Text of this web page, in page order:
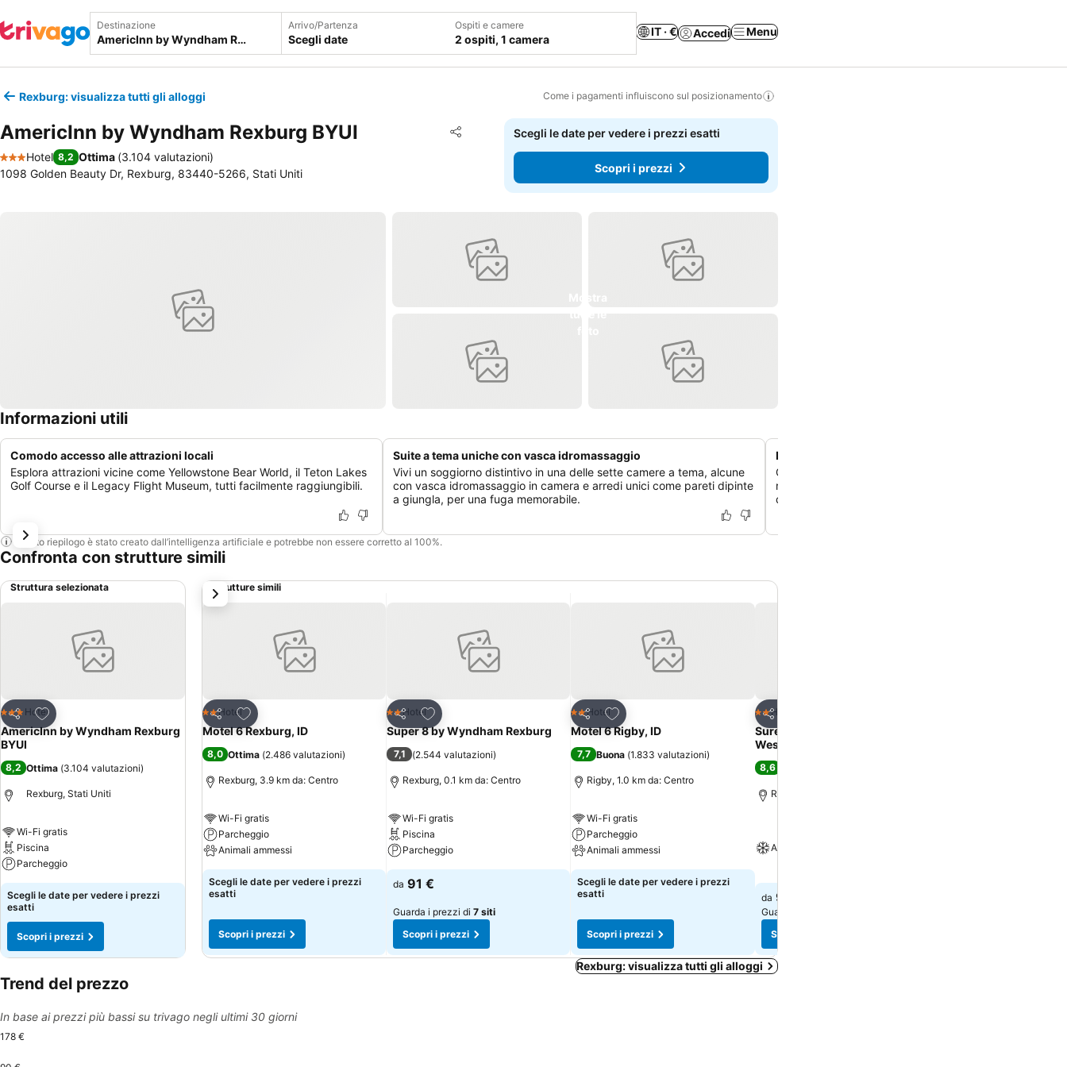
Destinazione Arrivo/Partenza
Scegli date
Ospiti e camere
2 ospiti, 1 camera
IT · € Accedi Menu
Rexburg: visualizza tutti gli alloggi Come i pagamenti influiscono sul posizionamento
AmericInn by Wyndham Rexburg BYUI Condividi
Aggiungi ai preferiti
3 Stelle
Hotel 8,2 Ottima (3.104 valutazioni)
1098 Golden Beauty Dr, Rexburg, 83440-5266, Stati Uniti
Scegli le date per vedere i prezzi esatti
Scopri i prezzi
Informazioni utili
Comodo accesso alle attrazioni locali
Esplora attrazioni vicine come Yellowstone Bear World, il Teton Lakes
Golf Course e il Legacy Flight Museum, tutti facilmente raggiungibili.
Suite a tema uniche con vasca idromassaggio
Vivi un soggiorno distintivo in una delle sette camere a tema, alcune
con vasca idromassaggio in camera e arredi unici come pareti dipinte
a giungla, per una fuga memorabile.
Piscina interna e vasca idromassaggio con biliardo
Goditi l'ampia area ricreativa interna con una piscina
rilassante vasca idromassaggio e un tavolo da biliardo
divertimento.
Questo riepilogo è stato creato dall’intelligenza artificiale e potrebbe non essere corretto al 100%.
Confronta con strutture simili
Struttura selezionata
Condividi
Aggiungi ai preferiti
3 StelleHotel
AmericInn by Wyndham Rexburg
BYUI
8,2 Ottima (3.104 valutazioni)
Rexburg, Stati Uniti
Wi-Fi gratis
Piscina
Parcheggio
Scegli le date per vedere i prezzi
esatti
Scopri i prezzi
Strutture simili
Condividi
Aggiungi ai preferiti
2 Stelle
Hotel
Motel 6 Rexburg, ID
8,0 Ottima (2.486 valutazioni)
Rexburg, 3.9 km da: Centro
Wi-Fi gratis
Parcheggio
Animali ammessi
Scegli le date per vedere i prezzi
esatti
Scopri i prezzi
Condividi
Aggiungi ai preferiti
2 Stelle
Hotel
Super 8 by Wyndham Rexburg
7,1 (2.544 valutazioni)
Rexburg, 0.1 km da: Centro
Wi-Fi gratis
Piscina
Parcheggio
da 91 €
Guarda i prezzi di 7 siti
Scopri i prezzi
Condividi
Aggiungi ai preferiti
2 Stelle
Hotel
Motel 6 Rigby, ID
7,7 Buona (1.833 valutazioni)
Rigby, 1.0 km da: Centro
Wi-Fi gratis
Parcheggio
Animali ammessi
Scegli le date per vedere i prezzi
esatti
Scopri i prezzi
Condividi
2 Stelle
Hotel
SureStay Plus Hotel by Best
Western Rexburg
8,6
Rexburg, 1.6 km da: Centro
A/C
da 99 €
Guarda i prezzi di
Scopri i prezzi
successivo
Rexburg: visualizza tutti gli alloggi
Trend del prezzo
In base ai prezzi più bassi su trivago negli ultimi 30 giorni
178 €